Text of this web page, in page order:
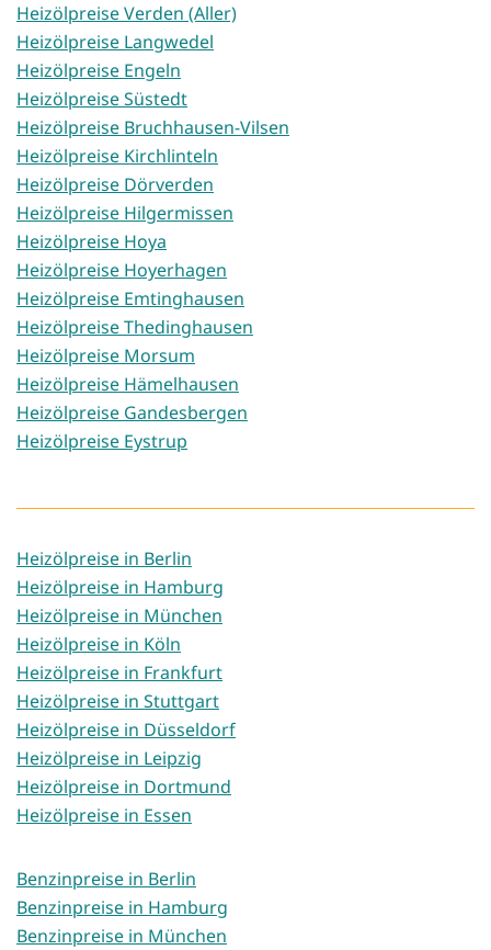
Heizölpreise Verden (Aller)
Heizölpreise Langwedel
Heizölpreise Engeln
Heizölpreise Süstedt
Heizölpreise Bruchhausen-Vilsen
Heizölpreise Kirchlinteln
Heizölpreise Dörverden
Heizölpreise Hilgermissen
Heizölpreise Hoya
Heizölpreise Hoyerhagen
Heizölpreise Emtinghausen
Heizölpreise Thedinghausen
Heizölpreise Morsum
Heizölpreise Hämelhausen
Heizölpreise Gandesbergen
Heizölpreise Eystrup
Heizölpreise in Berlin
Heizölpreise in Hamburg
Heizölpreise in München
Heizölpreise in Köln
Heizölpreise in Frankfurt
Heizölpreise in Stuttgart
Heizölpreise in Düsseldorf
Heizölpreise in Leipzig
Heizölpreise in Dortmund
Heizölpreise in Essen
Benzinpreise in Berlin
Benzinpreise in Hamburg
Benzinpreise in München